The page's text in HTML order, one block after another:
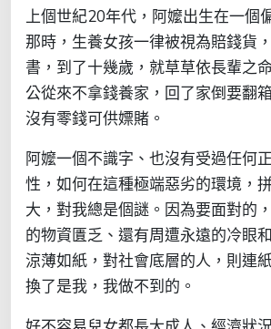
上個世紀20年代，阿嬤出生在一個
那時，生養女孩一律被視為賠錢貨
書，到了十幾歲，就草草依長輩之
公從來不拿錢養家，回了家倒要翻
沒有零錢可供嫖賭。
阿嬤一個不識字、也沒有受過任何
性，如何在這種極端惡劣的環境，
大，對我總是個謎。因為要面對的
的物資匱乏、還有周遭永遠的冷眼
涼薄如紙，對社會底層的人，則連
換了是我，我做不到的。